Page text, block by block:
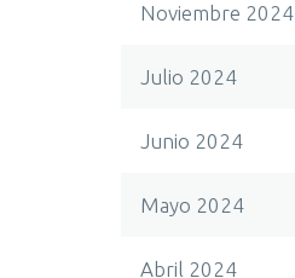
Noviembre 2024
Julio 2024
Junio 2024
Mayo 2024
Abril 2024